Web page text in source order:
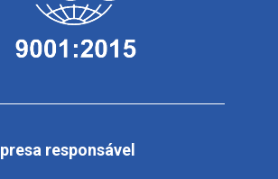
responsável